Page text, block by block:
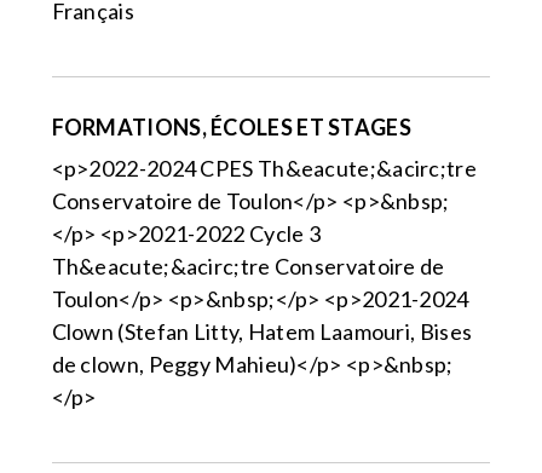
Français
FORMATIONS, ÉCOLES ET STAGES
<p>2022-2024 CPES Th&eacute;&acirc;tre
Conservatoire de Toulon</p> <p>&nbsp;
</p> <p>2021-2022 Cycle 3
Th&eacute;&acirc;tre Conservatoire de
Toulon</p> <p>&nbsp;</p> <p>2021-2024
Clown (Stefan Litty, Hatem Laamouri, Bises
de clown, Peggy Mahieu)</p> <p>&nbsp;
</p>